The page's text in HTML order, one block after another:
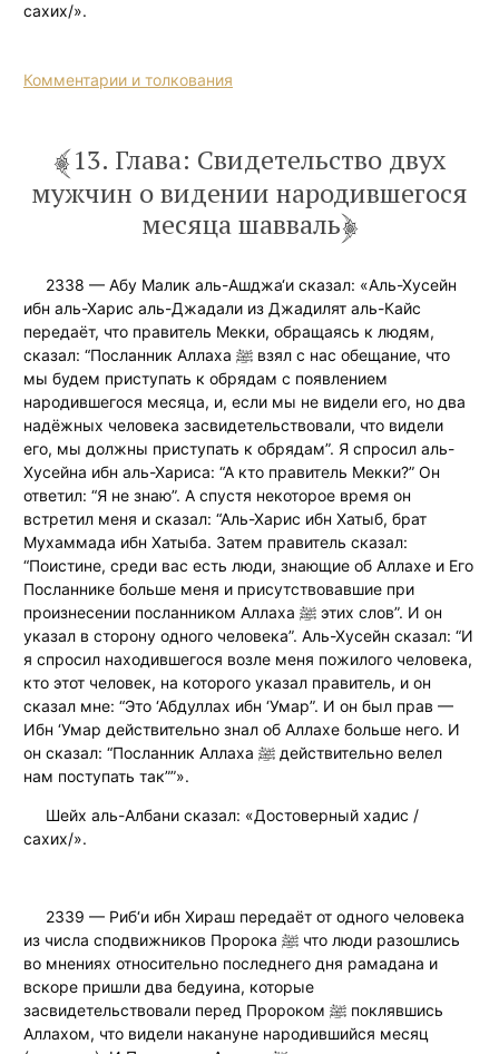
сахих/».
Комментарии и толкования
13. Глава: Свидетельство двух
мужчин о видении народившегося
месяца шавваль
2338 — Абу Малик аль-Ашджа‘и сказал: «Аль-Хусейн
ибн аль-Харис аль-Джадали из Джадилят аль-Кайс
передаёт, что правитель Мекки, обращаясь к людям,
сказал: “Посланник Аллаха ﷺ взял с нас обещание, что
мы будем приступать к обрядам с появлением
народившегося месяца, и, если мы не видели его, но два
надёжных человека засвидетельствовали, что видели
его, мы должны приступать к обрядам”. Я спросил аль-
Хусейна ибн аль-Хариса: “А кто правитель Мекки?” Он
ответил: “Я не знаю”. А спустя некоторое время он
встретил меня и сказал: “Аль-Харис ибн Хатыб, брат
Мухаммада ибн Хатыба. Затем правитель сказал:
“Поистине, среди вас есть люди, знающие об Аллахе и Его
Посланнике больше меня и присутствовавшие при
произнесении посланником Аллаха ﷺ этих слов”. И он
указал в сторону одного человека”. Аль-Хусейн сказал: “И
я спросил находившегося возле меня пожилого человека,
кто этот человек, на которого указал правитель, и он
сказал мне: “Это ‘Абдуллах ибн ‘Умар”. И он был прав —
Ибн ‘Умар действительно знал об Аллахе больше него. И
он сказал: “Посланник Аллаха ﷺ действительно велел
нам поступать так””».
Шейх аль-Албани сказал: «Достоверный хадис /
сахих/».
2339 — Риб‘и ибн Хираш передаёт от одного человека
из числа сподвижников Пророка ﷺ что люди разошлись
во мнениях относительно последнего дня рамадана и
вскоре пришли два бедуина, которые
засвидетельствовали перед Пророком ﷺ поклявшись
Аллахом, что видели накануне народившийся месяц